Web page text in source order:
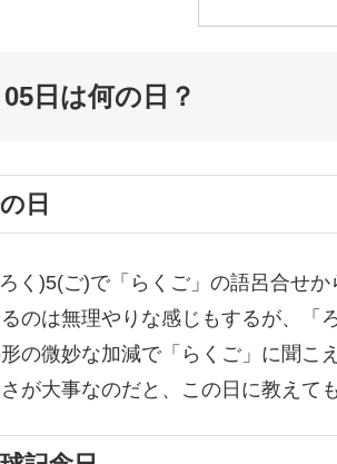
日は何の日？
日
く)5(ご)で「らくご」の語呂合せ
のは無理やりな感じもするが、「
の微妙な加減で「らくご」に聞こ
が大事なのだと、この日に教えて